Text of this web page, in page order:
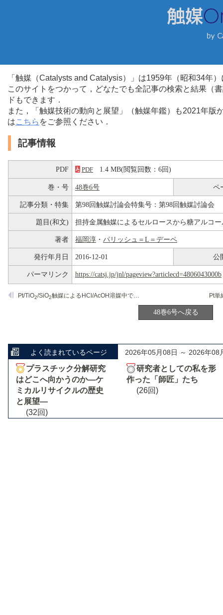
「触媒（Catalysts and Catalysis）」は1959年（昭和34年
このサイトをつかって，どなたでも全記事の検索と結果（
ドもできます．
また，「触媒技術の動向と展望」（触媒年鑑）も2021年
はこちら をご参照ください．
記事情報
PDF PDF 1.4 MB(閲覧回数：6回)
巻・号 48巻6号 ペ
記事分類・特集 第98回触媒討論会特集号：第98回触媒討論会
題目(和文) 担持金属触媒によるセルロースから糖アルコ
著者 福岡淳 ・ パリッシュ＝L＝デーペ
発行年月日 2016-12-01 公
パーマリンク https://catsj.jp/jnl/pageview?articlecd=4806043000b
Pt/TiO2/SiO2触媒によるHCl/AcOH溶媒中でのアルカンの選択酸化反応
48巻6号へ戻る
よく読まれているページ 2026年05月08日 ～ 2026年08
プラスチック分解研究
はどこへ向かうのか―ケ
ミカルリサイクルの歴史
と展望―
(32回)
研究者としての私を形
作った「師匠」たち
(26回)